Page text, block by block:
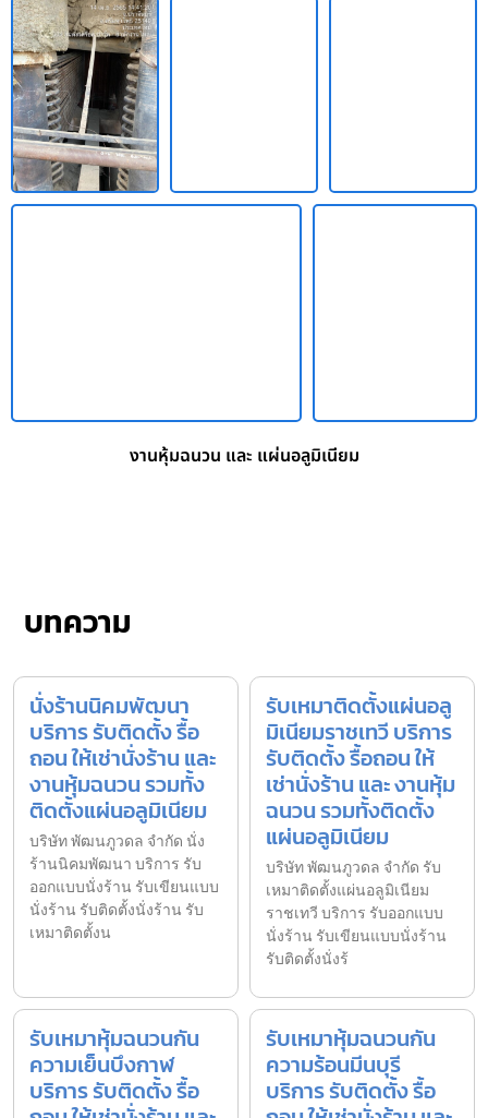
งานหุ้มฉนวน และ แผ่นอลูมิเนียม
บทความ
นั่งร้านนิคมพัฒนา
บริการ รับติดตั้ง รื้อ
ถอน ให้เช่านั่งร้าน และ
งานหุ้มฉนวน รวมทั้ง
ติดตั้งแผ่นอลูมิเนียม
บริษัท พัฒนภูวดล จำกัด นั่ง
ร้านนิคมพัฒนา บริการ รับ
ออกแบบนั่งร้าน รับเขียนแบบ
นั่งร้าน รับติดตั้งนั่งร้าน รับ
เหมาติดตั้งน
รับเหมาติดตั้งแผ่นอลู
มิเนียมราชเทวี บริการ
รับติดตั้ง รื้อถอน ให้
เช่านั่งร้าน และ งานหุ้ม
ฉนวน รวมทั้งติดตั้ง
แผ่นอลูมิเนียม
บริษัท พัฒนภูวดล จำกัด รับ
เหมาติดตั้งแผ่นอลูมิเนียม
ราชเทวี บริการ รับออกแบบ
นั่งร้าน รับเขียนแบบนั่งร้าน
รับติดตั้งนั่งร้
รับเหมาหุ้มฉนวนกัน
ความเย็นบึงกาฬ
บริการ รับติดตั้ง รื้อ
รับเหมาหุ้มฉนวนกัน
ความร้อนมีนบุรี
บริการ รับติดตั้ง รื้อ